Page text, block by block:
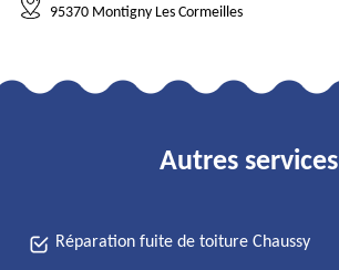
95370 Montigny Les Cormeilles
Autres services
Réparation fuite de toiture Chaussy